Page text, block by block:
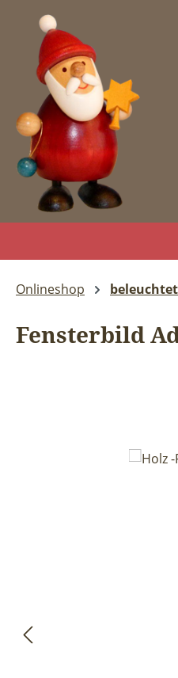
Hauptinhalt springen
Zur Suche springen
Zur Hauptnavigation
Onlineshop
Fensterbild